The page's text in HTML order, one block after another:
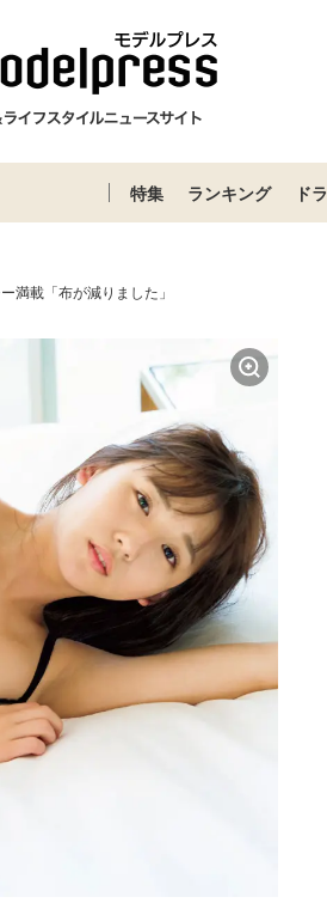
特集 ランキング ド
満載「布が減りました」